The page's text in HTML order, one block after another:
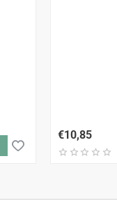
€10,85